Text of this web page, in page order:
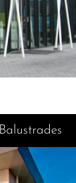
Balustrades